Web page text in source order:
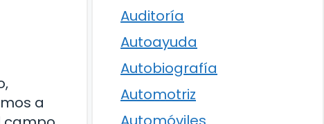
a
Auditoría
Autoayuda
Autobiografía
Automotriz